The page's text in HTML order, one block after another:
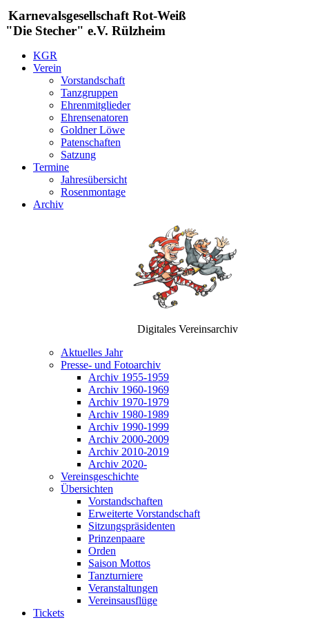
Karnevalsgesellschaft Rot-Weiß
"Die Stecher" e.V. Rülzheim
KGR
Verein
Vorstandschaft
Tanzgruppen
Ehrenmitglieder
Ehrensenatoren
Goldner Löwe
Patenschaften
Satzung
Termine
Jahresübersicht
Rosenmontage
Archiv
Digitales Vereinsarchiv
Aktuelles Jahr
Presse- und Fotoarchiv
Archiv 1955-1959
Archiv 1960-1969
Archiv 1970-1979
Archiv 1980-1989
Archiv 1990-1999
Archiv 2000-2009
Archiv 2010-2019
Archiv 2020-
Vereinsgeschichte
Übersichten
Vorstandschaften
Erweiterte Vorstandschaft
Sitzungspräsidenten
Prinzenpaare
Orden
Saison Mottos
Tanzturniere
Veranstaltungen
Vereinsausflüge
Tickets